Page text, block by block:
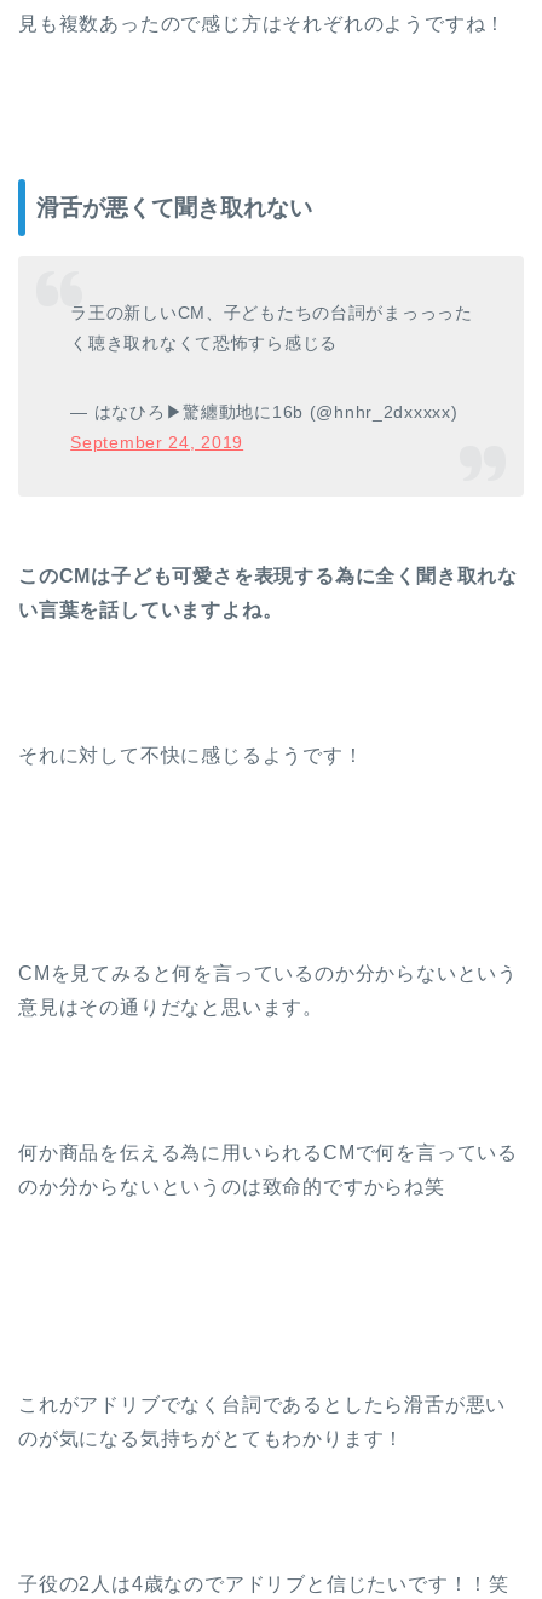
見も複数あったので感じ方はそれぞれのようですね！
滑舌が悪くて聞き取れない
ラ王の新しいCM、子どもたちの台詞がまっっった
く聴き取れなくて恐怖すら感じる
— はなひろ▶︎驚纏動地に16b (@hnhr_2dxxxxx)
September 24, 2019
このCMは子ども可愛さを表現する為に全く聞き取れな
い言葉を話していますよね。
それに対して不快に感じるようです！
CMを見てみると何を言っているのか分からないという
意見はその通りだなと思います。
何か商品を伝える為に用いられるCMで何を言っている
のか分からないというのは致命的ですからね笑
これがアドリブでなく台詞であるとしたら滑舌が悪い
のが気になる気持ちがとてもわかります！
子役の2人は4歳なのでアドリブと信じたいです！！笑